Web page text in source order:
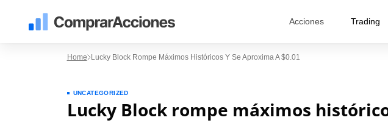
Acciones Trading
Home Lucky Block Rompe Máximos Históricos Y Se Aproxima A $0.01
UNCATEGORIZED
Lucky Block rompe máximos